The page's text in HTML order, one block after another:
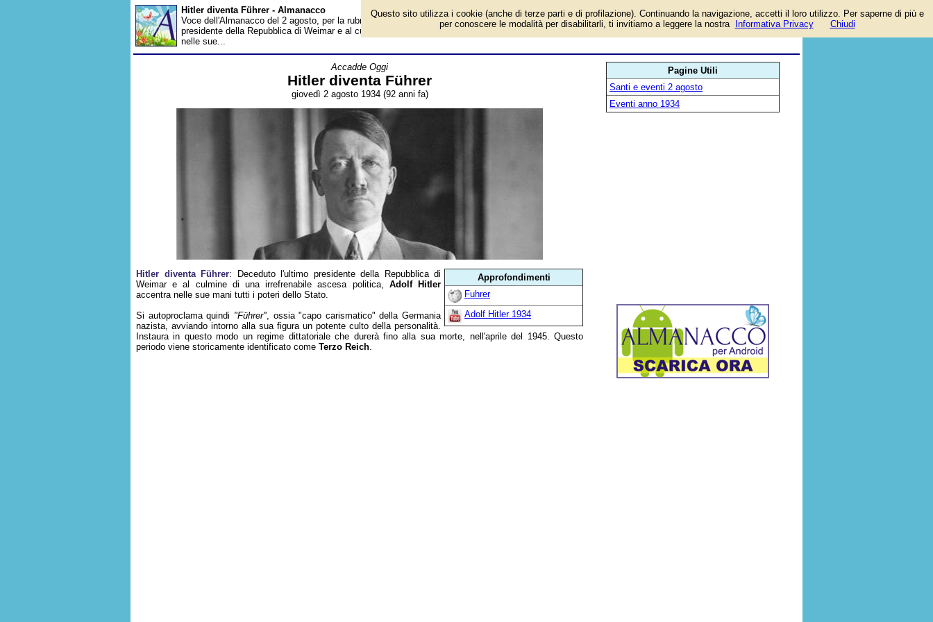
Hitler diventa Führer - Almanacco
Voce dell'Almanacco del 2 agosto, per la rubrica 'Accadde Oggi'. Evento avvenuto 92 anni fa. Deceduto l'ultimo
presidente della Repubblica di Weimar e al culmine di una irrefrenabile ascesa politica, Adolf Hitler accentra
nelle sue...
Accadde Oggi
Hitler diventa Führer
giovedì 2 agosto 1934 (92 anni fa)
Approfondimenti
Fuhrer
Adolf Hitler 1934
Hitler diventa Führer: Deceduto l'ultimo presidente della Repubblica di
Weimar e al culmine di una irrefrenabile ascesa politica, Adolf Hitler
accentra nelle sue mani tutti i poteri dello Stato.
Si autoproclama quindi "Führer", ossia "capo carismatico" della Germania
nazista, avviando intorno alla sua figura un potente culto della personalità.
Instaura in questo modo un regime dittatoriale che durerà fino alla sua morte, nell'aprile del 1945. Questo
periodo viene storicamente identificato come Terzo Reich.
Pagine Utili
Santi e eventi 2 agosto
Eventi anno 1934
Questo sito utilizza i cookie (anche di terze parti e di profilazione). Continuando la navigazione, accetti il loro utilizzo. Per saperne di più e
per conoscere le modalità per disabilitarli, ti invitiamo a leggere la nostra
Informativa Privacy Chiudi